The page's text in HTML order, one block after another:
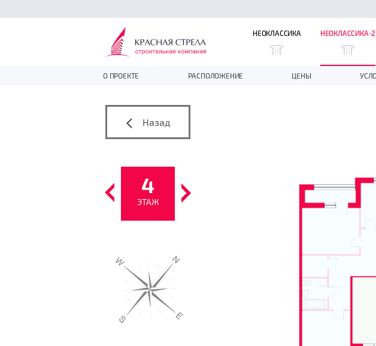
НЕОКЛАССИКА НЕОКЛАССИКА-2
О ПРОЕКТЕ РАСПОЛОЖЕНИЕ ЦЕНЫ
Назад
4
ЭТАЖ